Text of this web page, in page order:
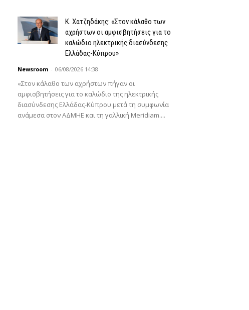
Κ. Χατζηδάκης: «Στον κάλαθο των
αχρήστων οι αμφισβητήσεις για το
καλώδιο ηλεκτρικής διασύνδεσης
Ελλάδας-Κύπρου»
Newsroom - 06/08/2026 14:38
«Στον κάλαθο των αχρήστων πήγαν οι
αμφισβητήσεις για το καλώδιο της ηλεκτρικής
διασύνδεσης Ελλάδας-Κύπρου μετά τη συμφωνία
ανάμεσα στον ΑΔΜΗΕ και τη γαλλική Meridiam....